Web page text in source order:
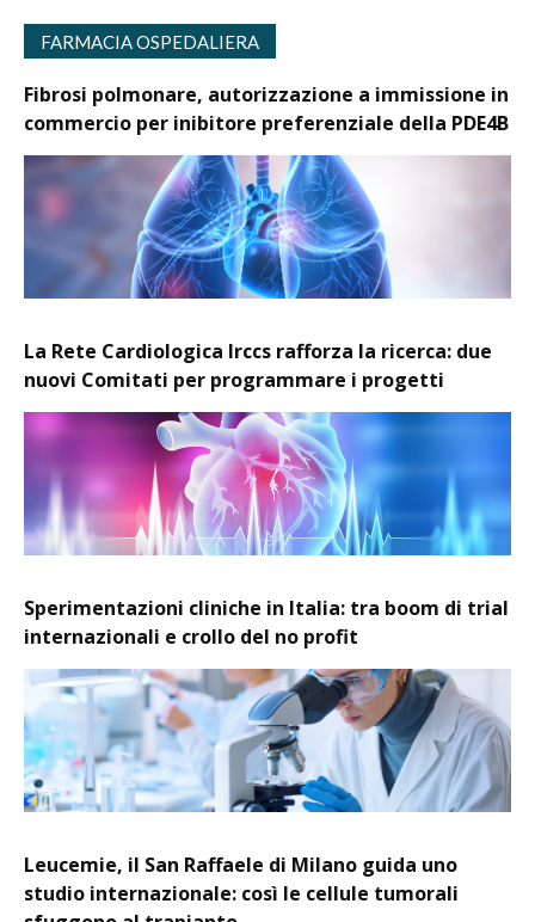
FARMACIA OSPEDALIERA
Fibrosi polmonare, autorizzazione a immissione in
commercio per inibitore preferenziale della PDE4B
La Rete Cardiologica Irccs rafforza la ricerca: due
nuovi Comitati per programmare i progetti
Sperimentazioni cliniche in Italia: tra boom di trial
internazionali e crollo del no profit
Leucemie, il San Raffaele di Milano guida uno
studio internazionale: così le cellule tumorali